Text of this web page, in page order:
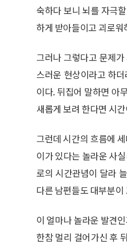
숙하다 보니 뇌를 자극
하게 받아들이고 괴로
그러나 그렇다고 문제
스러운 현상이라고 하
이다. 뒤집어 말하면 아
새롭게 보려 한다면 시
그런데 시간의 흐름에
이가 있다는 놀라운 사
로의 시간관념이 달라
다른 남편들도 대부분
이 얼마나 놀라운 발견
한참 멀리 걸어가신 후